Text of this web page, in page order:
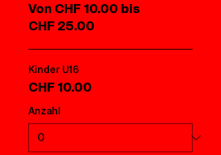
Von CHF 10.00 bis
CHF 25.00
Kinder U16
CHF 10.00
Anzahl